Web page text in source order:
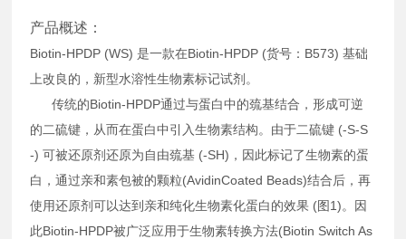
产品概述：
Biotin-HPDP (WS) 是一款在Biotin-HPDP (货号：B573) 基础
上改良的，新型水溶性生物素标记试剂。
传统的Biotin-HPDP通过与蛋白中的巯基结合，形成可逆
的二硫键，从而在蛋白中引入生物素结构。由于二硫键 (-S-S
-) 可被还原剂还原为自由巯基 (-SH)，因此标记了生物素的蛋
白，通过亲和素包被的颗粒(AvidinCoated Beads)结合后，再
使用还原剂可以达到亲和纯化生物素化蛋白的效果 (图1)。因
此Biotin-HPDP被广泛应用于生物素转换方法(Biotin Switch As